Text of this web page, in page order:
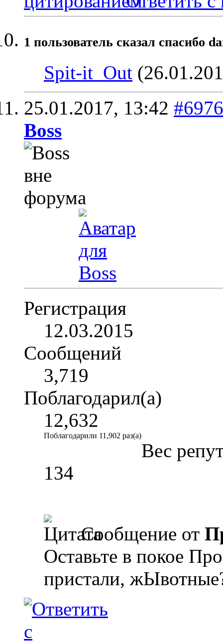
1 пользователь сказал cпасибо
Spit-it_Out
25.01.2017, 13:42 #6976
Boss
Регистрация
12.03.2015
Сообщений
3,719
Поблагодарил(а)
12,632
Поблагодарили 11,902 раз(а)
Вес
134
Сообщение от
Оставьте в покое
пристали,